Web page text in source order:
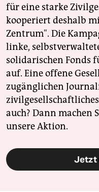
für eine starke
kooperiert deshalb
Zentrum". Die
linke,
solidarischen Fonds
auf. Eine offene
zugänglichen
auch? Dann machen
unsere Aktion.
Jetzt